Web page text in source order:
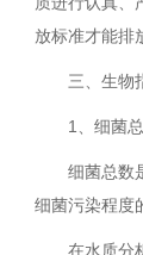
放标准才能排
三、生物
1、细菌
细菌总数
细菌污染程度
在水质分